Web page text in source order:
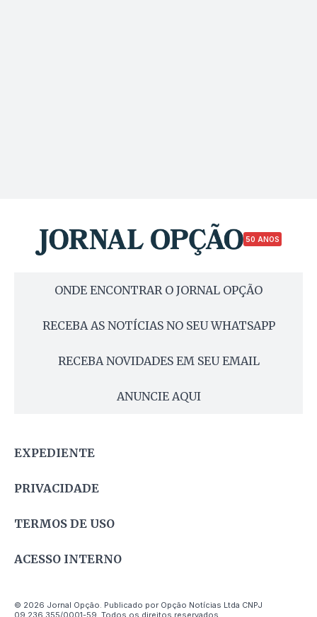
50 ANOS
ONDE ENCONTRAR O JORNAL OPÇÃO
RECEBA AS NOTÍCIAS NO SEU WHATSAPP
RECEBA NOVIDADES EM SEU EMAIL
ANUNCIE AQUI
EXPEDIENTE
PRIVACIDADE
TERMOS DE USO
ACESSO INTERNO
© 2026 Jornal Opção. Publicado por Opção Notícias Ltda CNPJ
09.236.355/0001-59. Todos os direitos reservados.